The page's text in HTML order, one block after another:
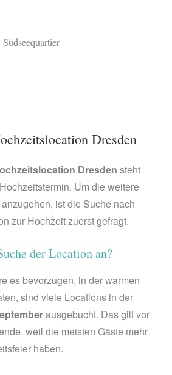
Südseequartier
Dresden
Dresden steht
Um die weitere
ist die Suche nach
zur Hochzeit zuerst gefragt.
der Location an?
es bevorzugen, in der warmen
sind viele Locations in der
ausgebucht. Das gilt vor
weil die meisten Gäste mehr
haben.